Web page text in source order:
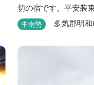
切の宿です。平安装
体験も楽しめます
中南勢 多気郡明